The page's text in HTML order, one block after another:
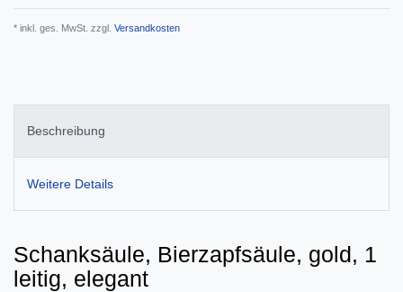
* inkl. ges. MwSt. zzgl. Versandkosten
Beschreibung
Weitere Details
Schanksäule, Bierzapfsäule, gold, 1
leitig, elegant